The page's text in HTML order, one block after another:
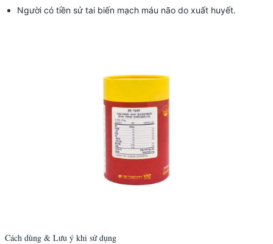
Người có tiền sử tai biến mạch máu não do xuất huyết.
Cách dùng & Lưu ý khi sử dụng